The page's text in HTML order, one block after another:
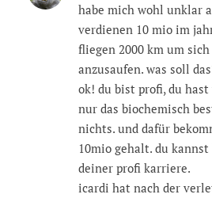
habe mich wohl unklar
verdienen 10 mio im
fliegen 2000 km um
anzusaufen. was soll
ok! du bist profi, du
nur das biochemisch
nichts. und dafür
10mio gehalt. du
deiner profi karriere.
icardi hat nach der